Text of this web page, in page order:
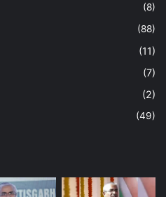
(8)
(88)
(11)
(7)
(2)
(49)